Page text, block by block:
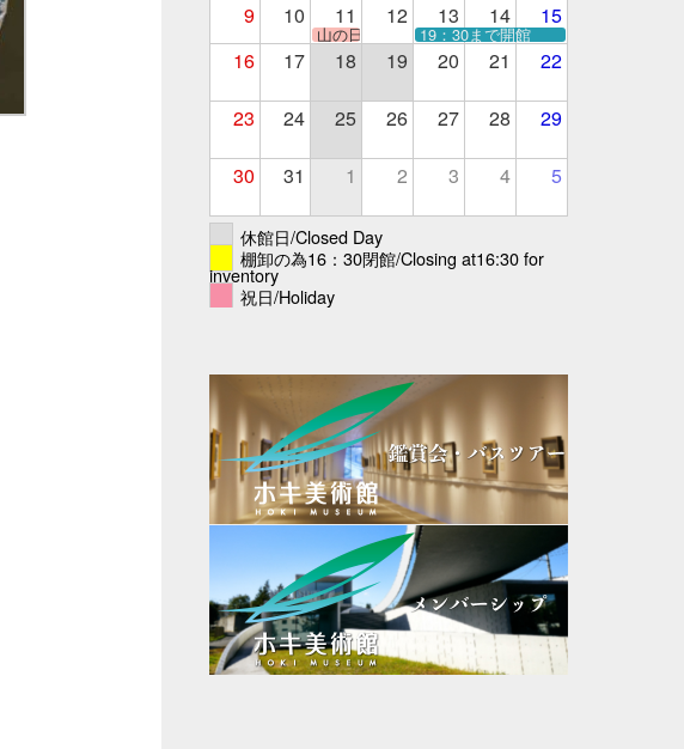
9 10 11 12 13 14 15
山の日 19：30まで開館
16 17 18 19 20 21 22
23 24 25 26 27 28 29
30 31 1 2 3 4 5
休館日/Closed Day
棚卸の為16：30閉館/Closing at16:30 for
inventory
祝日/Holiday